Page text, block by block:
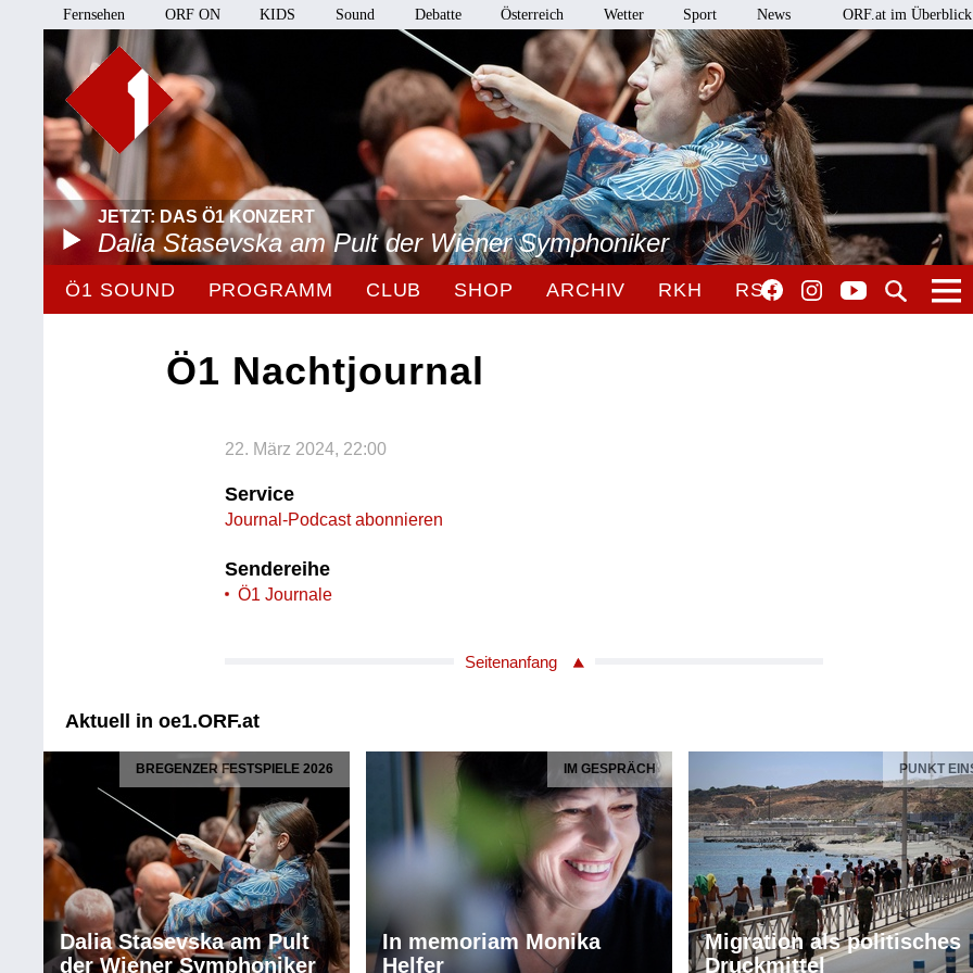
Fernsehen ORF ON KIDS Sound Debatte Österreich Wetter Sport News ORF.at im Überblick
JETZT: DAS Ö1 KONZERT
Dalia Stasevska am Pult der Wiener Symphoniker
Ö1 SOUND PROGRAMM CLUB SHOP ARCHIV RKH RSO
Ö1 Nachtjournal
22. März 2024, 22:00
Service
Journal-Podcast abonnieren
Sendereihe
Ö1 Journale
Seitenanfang
Aktuell in oe1.ORF.at
BREGENZER FESTSPIELE 2026
Dalia Stasevska am Pult
der Wiener Symphoniker
IM GESPRÄCH
In memoriam Monika
Helfer
PUNKT
Migration als politisches
Druckmittel